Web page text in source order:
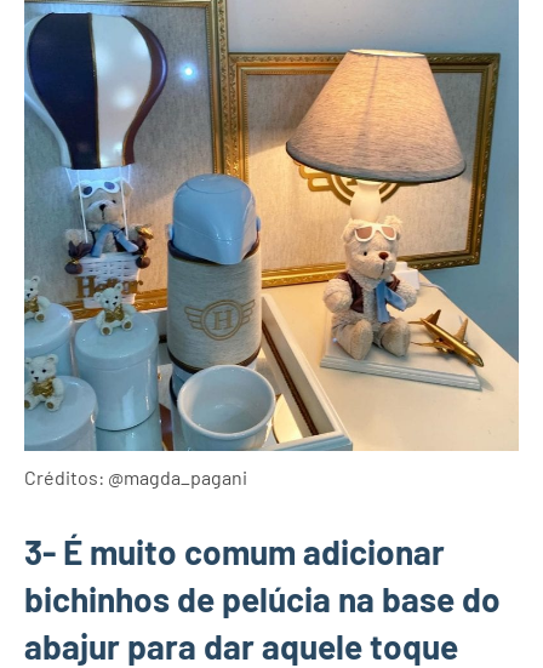
Créditos: @magda_pagani
3- É muito comum adicionar
bichinhos de pelúcia na base do
abajur para dar aquele toque